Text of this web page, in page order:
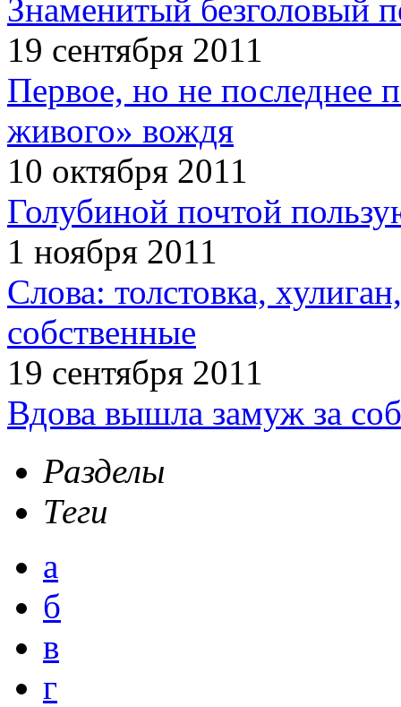
Знаменитый безголовый
19 сентября 2011
Первое, но не последнее
живого» вождя
10 октября 2011
Голубиной почтой
1 ноября 2011
Слова: толстовка,
собственные
19 сентября 2011
Вдова вышла замуж за
Разделы
Теги
а
б
в
г